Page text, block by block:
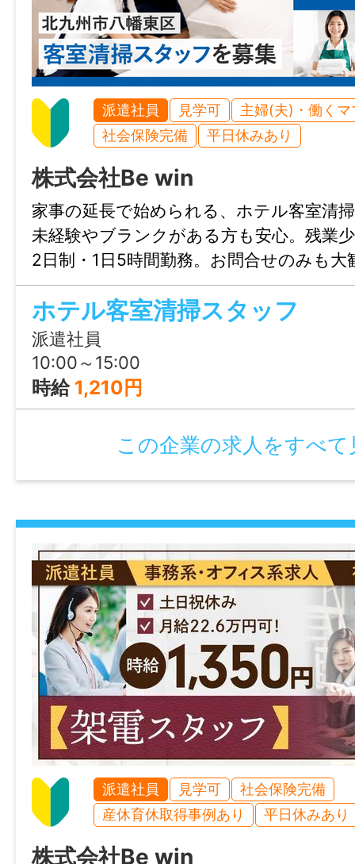
経験
不問
年齢制限
不問
学歴
不問
免許・資格
不問
就業時間
10:00～15:00
シフト制による週3勤務(毎月作成) ※土日い
※週4〜5⽇勤務も可能
休日・休暇
シフト制による週休4日 ※曜⽇は希望に応じ
諸手当
通勤手当あり(規定あり)
時間外手当あり
加入保険等
社会保険完備（雇用・健康・労災・厚生）
派遣社員 見学可
主婦(夫)・働くマ
社会保険完備
平日休みあり
株式会社Be win
家事の延長で始められる、ホテル客室清
未経験やブランクがある方も安心。残業
2日制・1日5時間勤務。お問合せのみも大
ょぶる福岡までお気軽にご連絡ください
ホテル客室清掃スタッフ
派遣社員
10:00～15:00
時給 1,210円
この企業の求人をすべて
派遣社員 見学可
社会保険完備
産休育休取得事例あり
平日休みあり
株式会社Be win